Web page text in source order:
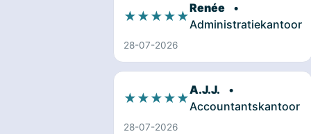
★★★★★
Renée
•
Administratiekantoor
28-07-2026
★★★★★
A.J.J.
•
Accountantskantoor
28-07-2026